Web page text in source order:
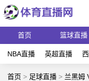
首页 篮球直播
NBA直播 英超直播
首页 > 足球直播 > 兰黑姆